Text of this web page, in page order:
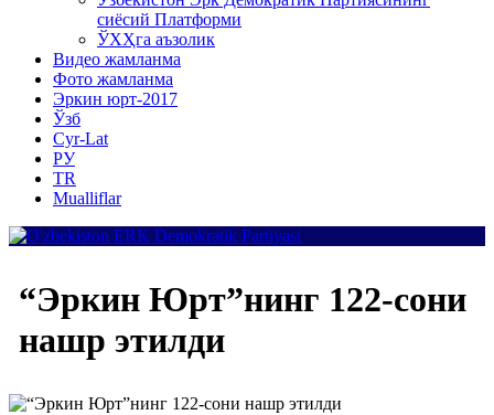
сиёсий Платформи
ЎХҲга аъзолик
Видео жамланма
Фото жамланма
Эркин юрт-2017
Ўзб
Cyr-Lat
РУ
TR
Mualliflar
“Эркин Юрт”нинг 122-сони
нашр этилди